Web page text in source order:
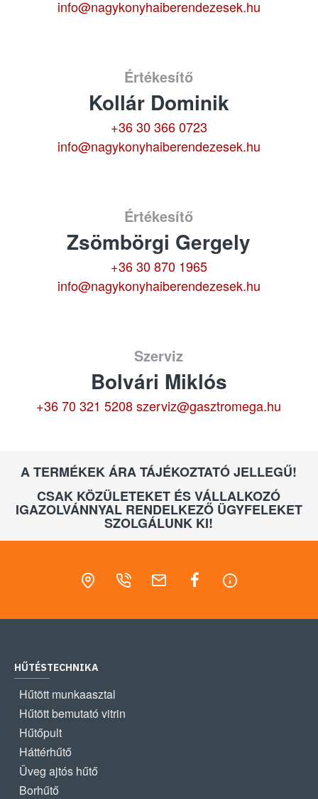
info@nagykonyhaiberendezesek.hu
Értékesítő
Kollár Dominik
+36 30 366 0723
info@nagykonyhaiberendezesek.hu
Értékesítő
Zsömbörgi Gergely
+36 30 870 1965
info@nagykonyhaiberendezesek.hu
Szerviz
Bolvári Miklós
+36 70 321 5208 szerviz@gasztromega.hu
A TERMÉKEK ÁRA TÁJÉKOZTATÓ JELLEGŰ!
CSAK KÖZÜLETEKET ÉS VÁLLALKOZÓ
IGAZOLVÁNNYAL RENDELKEZŐ ÜGYFELEKET
SZOLGÁLUNK KI!
HŰTÉSTECHNIKA
Hűtött munkaasztal
Hűtött bemutató vitrin
Hűtőpult
Háttérhűtő
Üveg ajtós hűtő
Borhűtő